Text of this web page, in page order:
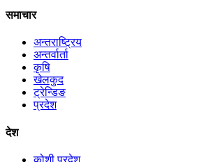
समाचार
अन्तराष्ट्रिय
अन्तर्वार्ता
कृषि
खेलकुद
ट्रेन्डिङ
प्रदेश
देश
कोशी प्रदेश